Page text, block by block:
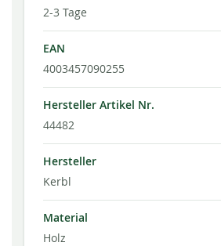
2-3 Tage
EAN
4003457090255
Hersteller Artikel Nr.
44482
Hersteller
Kerbl
Material
Holz